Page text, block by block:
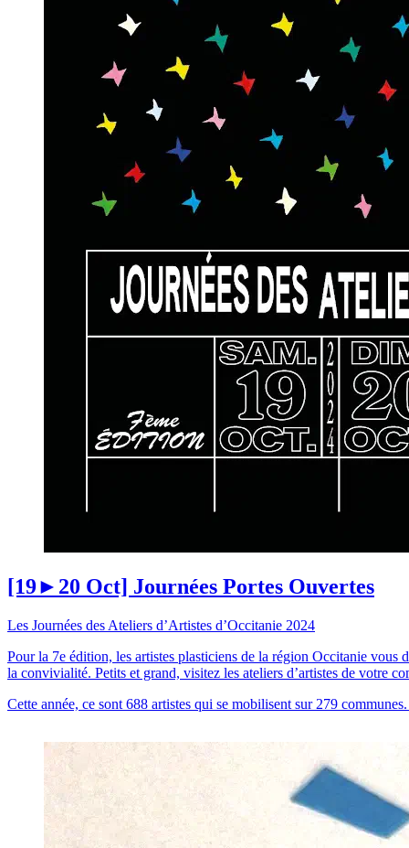
[19►20 Oct] Journées Portes Ouvertes
Les Journées des Ateliers d’Artistes d’Occitanie 2024
Pour la 7e édition, les artistes plasticiens de la région Occitanie vous
la convivialité. Petits et grand, visitez les ateliers d’artistes de votre
Cette année, ce sont 688 artistes qui se mobilisent sur 279